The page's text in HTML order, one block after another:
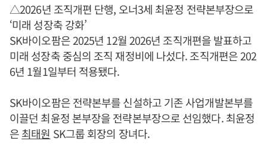
△2026년 조직개편 단행, 오너3세 최윤정 전략본부장으로
‘미래 성장축 강화’
SK바이오팜은 2025년 12월 2026년 조직개편을 발표하고
미래 성장축 중심의 조직 재정비에 나섰다. 조직개편은 202
6년 1월1일부터 적용됐다.
SK바이오팜은 전략본부를 신설하고 기존 사업개발본부를
이끌던 최윤정 본부장을 전략본부장으로 선임했다. 최윤정
은최태원 SK그룹 회장의 장녀다.